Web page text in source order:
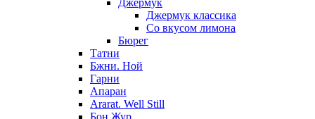
Джермук
Джермук классика
Со вкусом лимона
Бюрег
Татни
Бжни. Ной
Гарни
Апаран
Ararat. Well Still
Бон Жур